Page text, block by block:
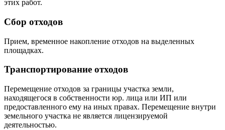
этих работ.
Сбор отходов
Прием, временное накопление отходов на выделенных
площадках.
Транспортирование отходов
Перемещение отходов за границы участка земли,
находящегося в собственности юр. лица или ИП или
предоставленного ему на иных правах. Перемещение внутри
земельного участка не является лицензируемой
деятельностью.